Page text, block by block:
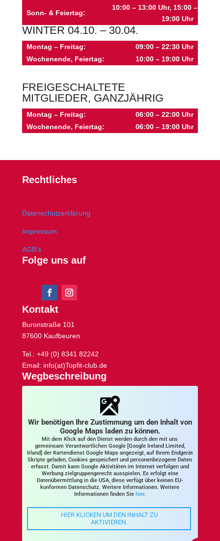
Sonn- & Feiertag:
10:00 – 13:00 Uhr, 15:00 –
19:00 Uhr
WINTER 04.10. – 30.04.
Montag – Freitag:
09:00 – 22:30 Uhr
Wochenende, Feiertag:
10:00 – 19:00 Uhr
FREIGESCHALTETE
MITGLIEDER, GANZJÄHRIG
Montag – Freitag:
06:00 – 22:00 Uhr
Wochenende, Feiertag:
06:00 – 19:00 Uhr
Rechtliches
Datenschutzerklärung
Impressum
AGB’s
Folge uns auf
Kontakt
Buronstraße 101
87600 Kaufbeuren
Tel.: +49 (0) 8341 82242
Email: info(at)Topfit-club.de
Wegbeschreibung
Wir benötigen Ihre Zustimmung um den Inhalt von
Google Maps laden zu können.
Mit dem Klick auf den Dienst werden durch den mit uns
gemeinsam Verantwortlichen Google [Google Ireland Limited,
Irland] der Kartendienst Google Maps angezeigt, auf Ihrem Endgerät
Skripte geladen, Cookies gespeichert und personenbezogene Daten
erfasst. Damit kann Google Aktivitäten im Internet verfolgen und
Werbung zielgruppengerecht ausspielen. Es erfolgt eine
Datenübermittlung in die USA, diese verfügt über keinen EU-
konformen Datenschutz. Weitere Informationen. Weitere
Informationen finden Sie hier.
HIER KLICKEN UM DEN INHALT ZU
AKTIVIEREN.